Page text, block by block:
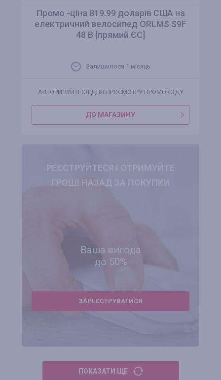
Промо -ціна 819.99 доларів США на
електричний велосипед ORLMS S9F
48 В [прямий ЄС]
Залишилося 1 місяць
АВТОРИЗУЙТЕСЯ ДЛЯ ПРОСМОТРУ ПРОМОКОДУ
ДО МАГАЗИНУ
РЕЄСТРУЙТЕСЯ І ОТРИМУЙТЕ
ГРОШІ НАЗАД ЗА ПОКУПКИ
Ваша вигода
до 50%
ЗАРЕЄСТРУВАТИСЯ
ПОКАЗАТИ ЩЕ